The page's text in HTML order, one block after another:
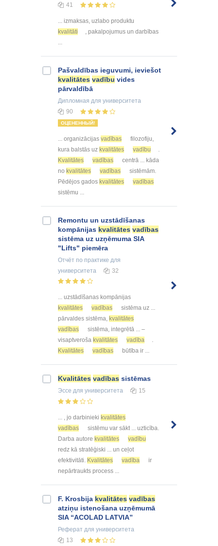
41
... izmaksas, uzlabo produktu
kvalitāti
, pakalpojumus un darbības
Pašvaldības ieguvumi, ieviešot
kvalitātes vadību vides
pārvaldībā
Дипломная для университета
90
ОЦЕНЕННЫЙ!
... organizācijas vadības
filozofiju,
kura balstās uz kvalitātes vadību
Kvalitātes
vadības
centrā ... kāda
no kvalitātes vadības
sistēmām.
Pēdējos gados kvalitātes
vadības
sistēmu ...
Remontu un uzstādīšanas
kompānijas kvalitātes vadības
sistēma uz uzņēmuma SIA
"Lifts" piemēra
Отчёт по практике для
университета
32
... uzstādīšanas kompānijas
kvalitātes
vadības
sistēma uz ...
pārvaldes sistēma, kvalitātes
vadības
sistēma, integrētā ... –
visaptveroša kvalitātes vadība
.
Kvalitātes
vadības būtība ir ...
Kvalitātes vadības sistēmas
Эссе для университета 15
... , jo darbinieki kvalitātes
vadības
sistēmu var sākt ... uzticība.
Darba autore kvalitātes
vadību
redz kā stratēģiski ... un ceļot
efektivitāti. Kvalitātes vadība
ir
nepārtraukts process ...
F. Krosbija kvalitātes vadības
atziņu istenošana uzņēmumā
SIA “ACOLAD LATVIA”
Реферат для университета
13